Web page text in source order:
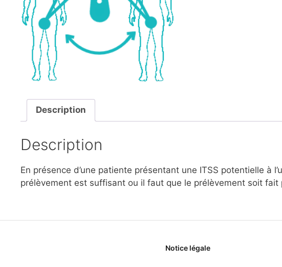
Description
Description
En présence d’une patiente présentant une ITSS potentielle à
prélèvement est suffisant ou il faut que le prélèvement soit fait
Notice légale